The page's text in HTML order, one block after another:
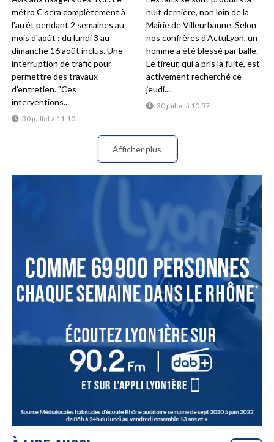
30 juillet à 11:10
métro C sera complètement à
l'arrêt pendant 2 semaines au
mois d'août : du lundi 3 au
dimanche 16 août inclus. Une
interruption de trafic pour
permettre des travaux
d'entretien. "Ces
interventions...
30 juillet à 10:57
nuit dernière, non loin de la
Mairie de Villeurbanne. Selon
nos confrères d'ActuLyon, un
homme a été blessé par balle.
Le tireur, qui a pris la fuite, est
activement recherché ce
jeudi....
Afficher plus